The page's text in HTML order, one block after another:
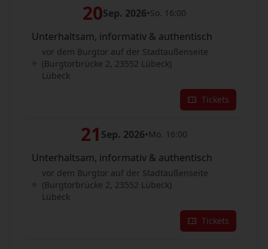
20Sep. 2026•So. 16:00
Unterhaltsam, informativ & authentisch
vor dem Burgtor auf der Stadtaußenseite
(Burgtorbrücke 2, 23552 Lübeck)
Lübeck
Tickets
21 Sep. 2026•Mo. 16:00
Unterhaltsam, informativ & authentisch
vor dem Burgtor auf der Stadtaußenseite
(Burgtorbrücke 2, 23552 Lübeck)
Lübeck
Tickets